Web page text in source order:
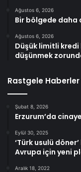
Ağustos 6, 2026
Bir bölgede daha
Ağustos 6, 2026
Düşük limitli kredi
düşünmek
Rastgele Haberler
Şubat 8, 2026
Erzurum’da
Eylül 30, 2025
‘Türk usulü
Avrupa için yeni
Aralık 18, 2022